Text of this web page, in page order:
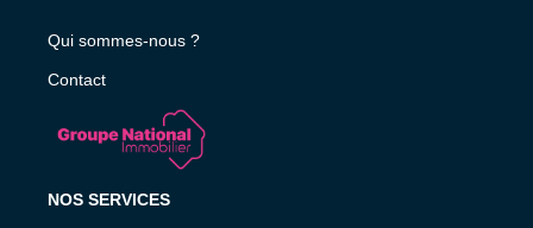
Qui sommes-nous ?
Contact
NOS SERVICES